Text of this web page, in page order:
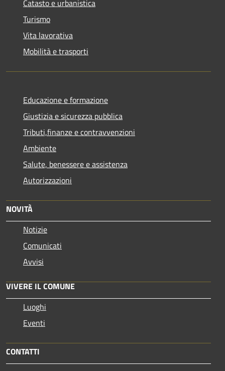
Catasto e urbanistica
Turismo
Vita lavorativa
Mobilità e trasporti
Educazione e formazione
Giustizia e sicurezza pubblica
Tributi,finanze e contravvenzioni
Ambiente
Salute, benessere e assistenza
Autorizzazioni
NOVITÀ
Notizie
Comunicati
Avvisi
VIVERE IL COMUNE
Luoghi
Eventi
CONTATTI